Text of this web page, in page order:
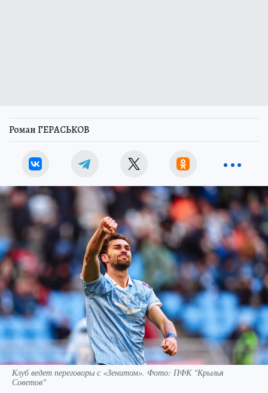
Роман ГЕРАСЬКОВ
Клуб ведет переговоры с «Зенитом». Фото: ПФК "Крылья
Советов"